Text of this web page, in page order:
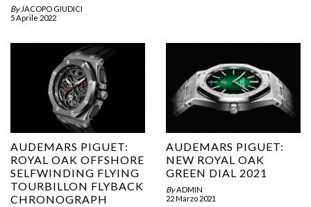
By JACOPO GIUDICI
5 Aprile 2022
AUDEMARS PIGUET:
ROYAL OAK OFFSHORE
SELFWINDING FLYING
TOURBILLON FLYBACK
CHRONOGRAPH
AUDEMARS PIGUET:
NEW ROYAL OAK
GREEN DIAL 2021
ByADMIN
22 Marzo 2021